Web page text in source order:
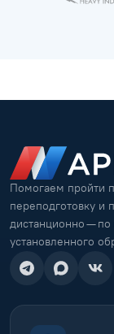
Помогаем пройти
переподготовку и
дистанционно —
установленного